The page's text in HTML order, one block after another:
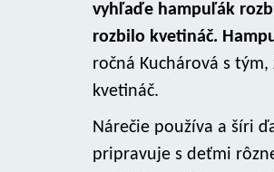
vyhľaďe hampuľák
rozbilo kvetináč.
ročná Kuchárová s
kvetináč.
Nárečie používa a šíri
pripravuje s deťmi